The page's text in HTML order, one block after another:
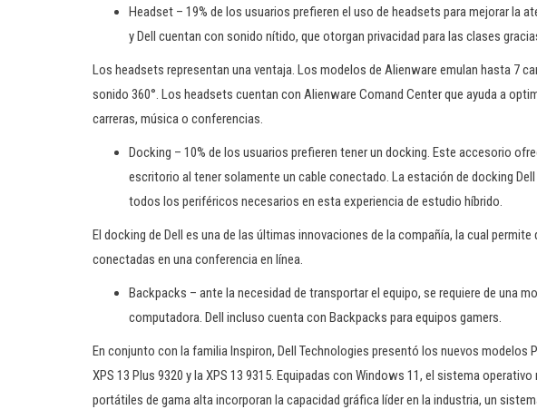
Headset – 19% de los usuarios prefieren el uso de headsets para mejorar la
y Dell cuentan con sonido nítido, que otorgan privacidad para las clases
Los headsets representan una ventaja. Los modelos de Alienware emulan hasta 7
sonido 360°. Los headsets cuentan con Alienware Comand Center que ayuda a
carreras, música o conferencias.
Docking – 10% de los usuarios prefieren tener un docking. Este accesorio
escritorio al tener solamente un cable conectado. La estación de docking
todos los periféricos necesarios en esta experiencia de estudio híbrido.
El docking de Dell es una de las últimas innovaciones de la compañía, la cual
conectadas en una conferencia en línea.
Backpacks – ante la necesidad de transportar el equipo, se requiere de una
computadora. Dell incluso cuenta con Backpacks para equipos gamers.
En conjunto con la familia Inspiron, Dell Technologies presentó los nuevos modelos
XPS 13 Plus 9320 y la XPS 13 9315. Equipadas con Windows 11, el sistema
portátiles de gama alta incorporan la capacidad gráfica líder en la industria, un